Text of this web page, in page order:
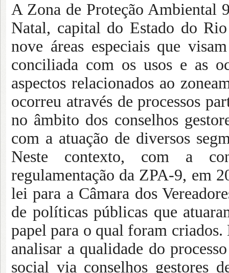
A Zona de Proteção Ambiental
Natal, capital do Estado do
nove áreas especiais que
conciliada com os usos e as
aspectos relacionados ao
ocorreu através de processos
no âmbito dos conselhos
com a atuação de diversos
Neste contexto, com a
regulamentação da ZPA-9, em
lei para a Câmara dos
de políticas públicas que
papel para o qual foram
analisar a qualidade do
social via conselhos gestores